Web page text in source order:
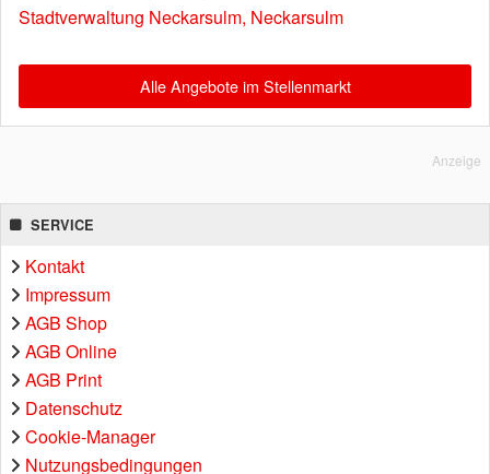
Stadtverwaltung Neckarsulm, Neckarsulm
Alle Angebote im Stellenmarkt
Anzeige
SERVICE
Kontakt
Impressum
AGB Shop
AGB Online
AGB Print
Datenschutz
Cookie-Manager
Nutzungsbedingungen